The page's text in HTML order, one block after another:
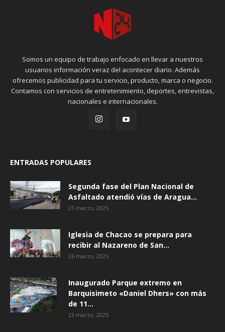
Somos un equipo de trabajo enfocado en llevar a nuestros
usuarios información veraz del acontecer diario. Además
ofrecemos publicidad para tu servicio, producto, marca o negocio.
Contamos con servicios de entretenimiento, deportes, entrevistas,
nacionales e internacionales.
ENTRADAS POPULARES
Segunda fase del Plan Nacional de
Asfaltado atendió vías de Aragua...
25 marzo, 2025
Iglesia de Chacao se prepara para
recibir al Nazareno de San...
26 marzo, 2025
Inaugurado Parque extremo en
Barquisimeto «Daniel Dhers» con más
de 11...
23 marzo, 2025